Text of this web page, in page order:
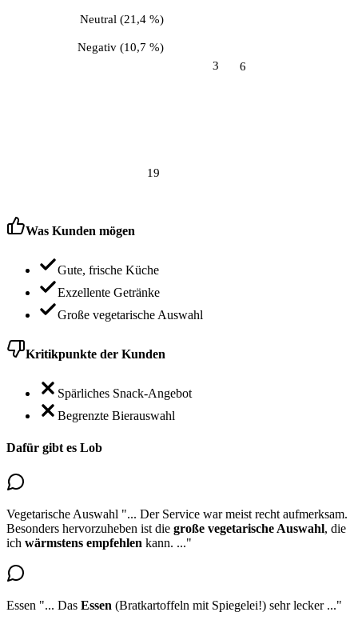
3
Negativ(10,7 %)
6
Neutral(21,4 %)
19
Was Kunden mögen
Gute, frische Küche
Exzellente Getränke
Große vegetarische Auswahl
Kritikpunkte der Kunden
Spärliches Snack-Angebot
Begrenzte Bierauswahl
Dafür gibt es Lob
Vegetarische Auswahl "... Der Service war meist recht aufmerksam.
Besonders hervorzuheben ist die große vegetarische Auswahl, die
ich wärmstens empfehlen kann. ..."
Essen "... Das Essen (Bratkartoffeln mit Spiegelei!) sehr lecker..."